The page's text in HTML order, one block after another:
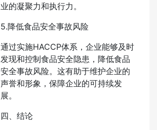
业的凝聚力和执行力。
5.降低食品安全事故风险
通过实施HACCP体系，企业能够及时
发现和控制食品安全隐患，降低食品
安全事故风险。这有助于维护企业的
声誉和形象，保障企业的可持续发
展。
四、结论